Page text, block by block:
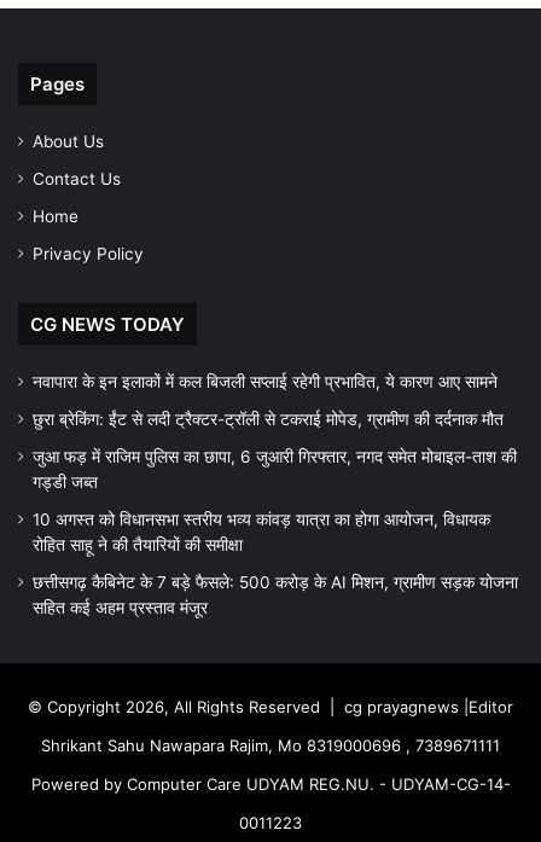
Pages
About Us
Contact Us
Home
Privacy Policy
CG NEWS TODAY
नवापारा के इन इलाकों में कल बिजली सप्लाई रहेगी प्रभावित, ये कारण आए सामने
छुरा ब्रेकिंग: ईंट से लदी ट्रैक्टर-ट्रॉली से टकराई मोपेड, ग्रामीण की दर्दनाक मौत
जुआ फड़ में राजिम पुलिस का छापा, 6 जुआरी गिरफ्तार, नगद समेत मोबाइल-ताश की
गड्डी जब्त
10 अगस्त को विधानसभा स्तरीय भव्य कांवड़ यात्रा का होगा आयोजन, विधायक
रोहित साहू ने की तैयारियों की समीक्षा
छत्तीसगढ़ कैबिनेट के 7 बड़े फैसले: 500 करोड़ के AI मिशन, ग्रामीण सड़क योजना
सहित कई अहम प्रस्ताव मंजूर
© Copyright 2026, All Rights Reserved | cg prayagnews |Editor
Shrikant Sahu Nawapara Rajim, Mo 8319000696 , 7389671111
Powered by Computer Care UDYAM REG.NU. - UDYAM-CG-14-
0011223